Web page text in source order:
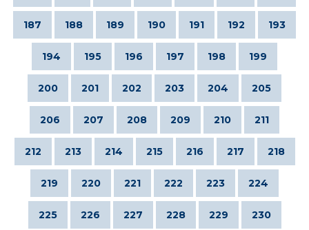
187 188 189 190 191 192 193
194 195 196 197 198 199
200 201 202 203 204 205
206 207 208 209 210 211
212 213 214 215 216 217 218
219 220 221 222 223 224
225 226 227 228 229 230